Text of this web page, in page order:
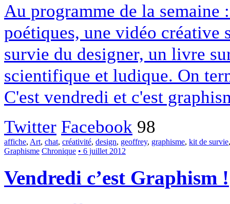
Au programme de la semaine
poétiques, une vidéo créative
survie du designer, un livre
scientifique et ludique. On
C'est vendredi et c'est
Twitter Facebook 98
affiche, Art, chat, créativité, design, geoffrey, graphisme, kit de survie
Graphisme Chronique • 6 juillet 2012
Vendredi c’est Graphism !